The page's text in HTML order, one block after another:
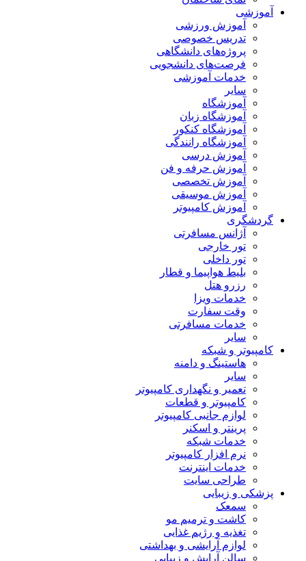
آموزشی
آموزش ورزشی
تدریس خصوصی
پروژه‌های دانشگاهی
فرصت‌های دانشجویی
خدمات آموزشی
سایر
آموزشگاه
آموزشگاه زبان
آموزشگاه کنکور
آموزشگاه رانندگی
آموزش درسی
آموزش حرفه و فن
آموزش تخصصی
آموزش موسیقی
آموزش کامپیوتر
گردشگری
آژانس مسافرتی
تور خارجی
تور داخلی
بلیط هواپیما و قطار
رزرو هتل
خدمات ویزا
وقت سفارت
خدمات مسافرتی
سایر
کامپیوتر و شبکه
هاستینگ و دامنه
سایر
تعمیر و نگهداری کامپیوتر
کامپیوتر و قطعات
لوازم جانبی کامپیوتر
پرینتر و اسکنر
خدمات شبکه
نرم افزار کامپیوتر
خدمات اینترنت
طراحی سایت
پزشکی و زیبایی
سمعک
کاشت و ترمیم مو
تغذیه و رژیم غذایی
لوازم آرایشی و بهداشتی
سالن آرایش و زیبایی